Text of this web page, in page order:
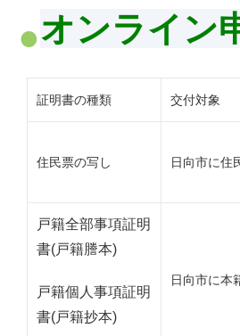
オンライン
証明書の種類 交付対象
住民票の写し 日向市に住
戸籍全部事項証明
書(戸籍謄本)
戸籍個人事項証明
書(戸籍抄本)
日向市に本